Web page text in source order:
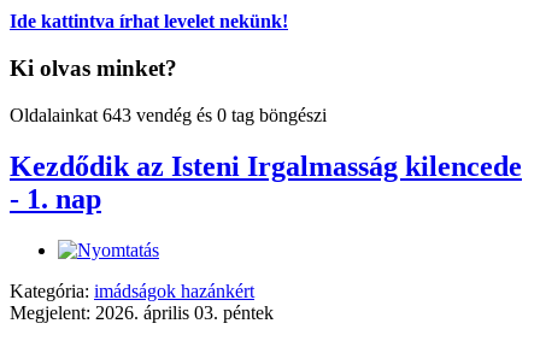
Ide kattintva írhat levelet nekünk!
Ki olvas minket?
Oldalainkat 643 vendég és 0 tag böngészi
Kezdődik az Isteni Irgalmasság kilencede
- 1. nap
Kategória: imádságok hazánkért
Megjelent: 2026. április 03. péntek